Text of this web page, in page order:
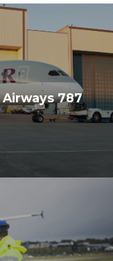
Airways 787
2019
Paris 2019